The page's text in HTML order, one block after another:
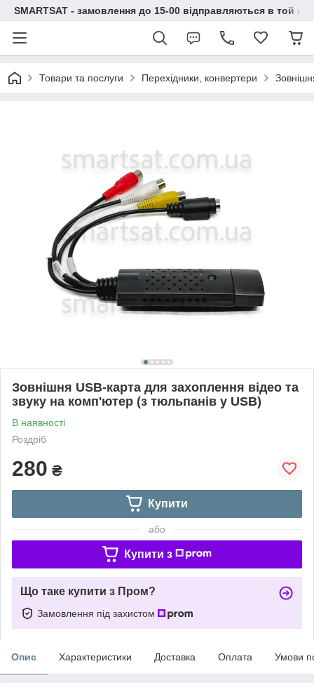
SMARTSAT - замовлення до 15-00 відправляються в той же
Товари та послуги Перехідники, конвертери
Зовнішня USB-карта для захоплення відео та
звуку на комп'ютер (з тюльпанів у USB)
В наявності
Роздріб
280 ₴
Купити
або
Купити з
Що таке купити з Пром?
Замовлення під захистом
Опис Характеристики Доставка Оплата Умови